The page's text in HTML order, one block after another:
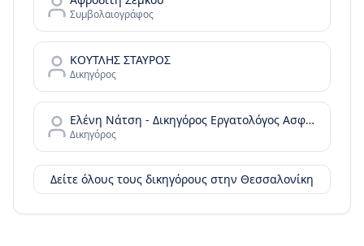
Συμβολαιογράφος
ΚΟΥΤΛΗΣ ΣΤΑΥΡΟΣ
Δικηγόρος
Ελένη Νάτση - Δικηγόρος Εργατολόγος Ασφαλιστικό Συνταξιοδοτικό
Δικηγόρος
Δείτε όλους τους δικηγόρους στην Θεσσαλονίκη